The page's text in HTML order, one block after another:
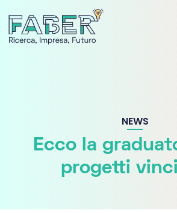
NEWS
Ecco la
progetti